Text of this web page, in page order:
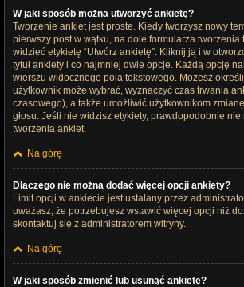
W jaki sposób można utworzyć ankietę?
Tworzenie ankiet jest proste. Kiedy tworzysz nowy
pierwszy post w wątku, na dole formularza tworzenia
widzieć etykietę “Utwórz ankietę”. Kliknij ją i w
tytuł ankiety i co najmniej dwie opcje. Każdą opcję
wierszu widocznego pola tekstowego. Możesz
użytkownik może wybrać, wyznaczyć czas trwania
czasowego), a także umożliwić użytkownikom
głosu. Jeśli nie widzisz etykiety, prawdopodobnie
tworzenia ankiet.
Na górę
Dlaczego nie można dodać więcej opcji ankiety?
Limit opcji w ankiecie jest ustalany przez
uważasz, że potrzebujesz wstawić więcej opcji niż
skontaktuj się z administratorem witryny.
Na górę
W jaki sposób zmienić lub usunąć ankietę?